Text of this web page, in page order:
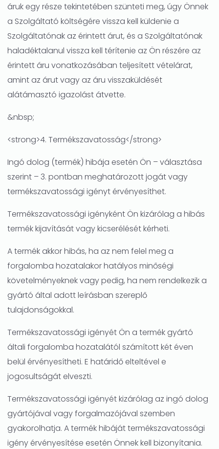
áruk egy része tekintetében szünteti meg, úgy Önnek
a Szolgáltató költségére vissza kell küldenie a
Szolgáltatónak az érintett árut, és a Szolgáltatónak
haladéktalanul vissza kell térítenie az Ön részére az
érintett áru vonatkozásában teljesített vételárat,
amint az árut vagy az áru visszaküldését
alátámasztó igazolást átvette.
&nbsp;
<strong>4. Termékszavatosság</strong>
Ingó dolog (termék) hibája esetén Ön – választása
szerint – 3. pontban meghatározott jogát vagy
termékszavatossági igényt érvényesíthet.
Termékszavatossági igényként Ön kizárólag a hibás
termék kijavítását vagy kicserélését kérheti.
A termék akkor hibás, ha az nem felel meg a
forgalomba hozatalakor hatályos minőségi
követelményeknek vagy pedig, ha nem rendelkezik a
gyártó által adott leírásban szereplő
tulajdonságokkal.
Termékszavatossági igényét Ön a termék gyártó
általi forgalomba hozatalától számított két éven
belül érvényesítheti. E határidő elteltével e
jogosultságát elveszti.
Termékszavatossági igényét kizárólag az ingó dolog
gyártójával vagy forgalmazójával szemben
gyakorolhatja. A termék hibáját termékszavatossági
igény érvényesítése esetén Önnek kell bizonyítania.